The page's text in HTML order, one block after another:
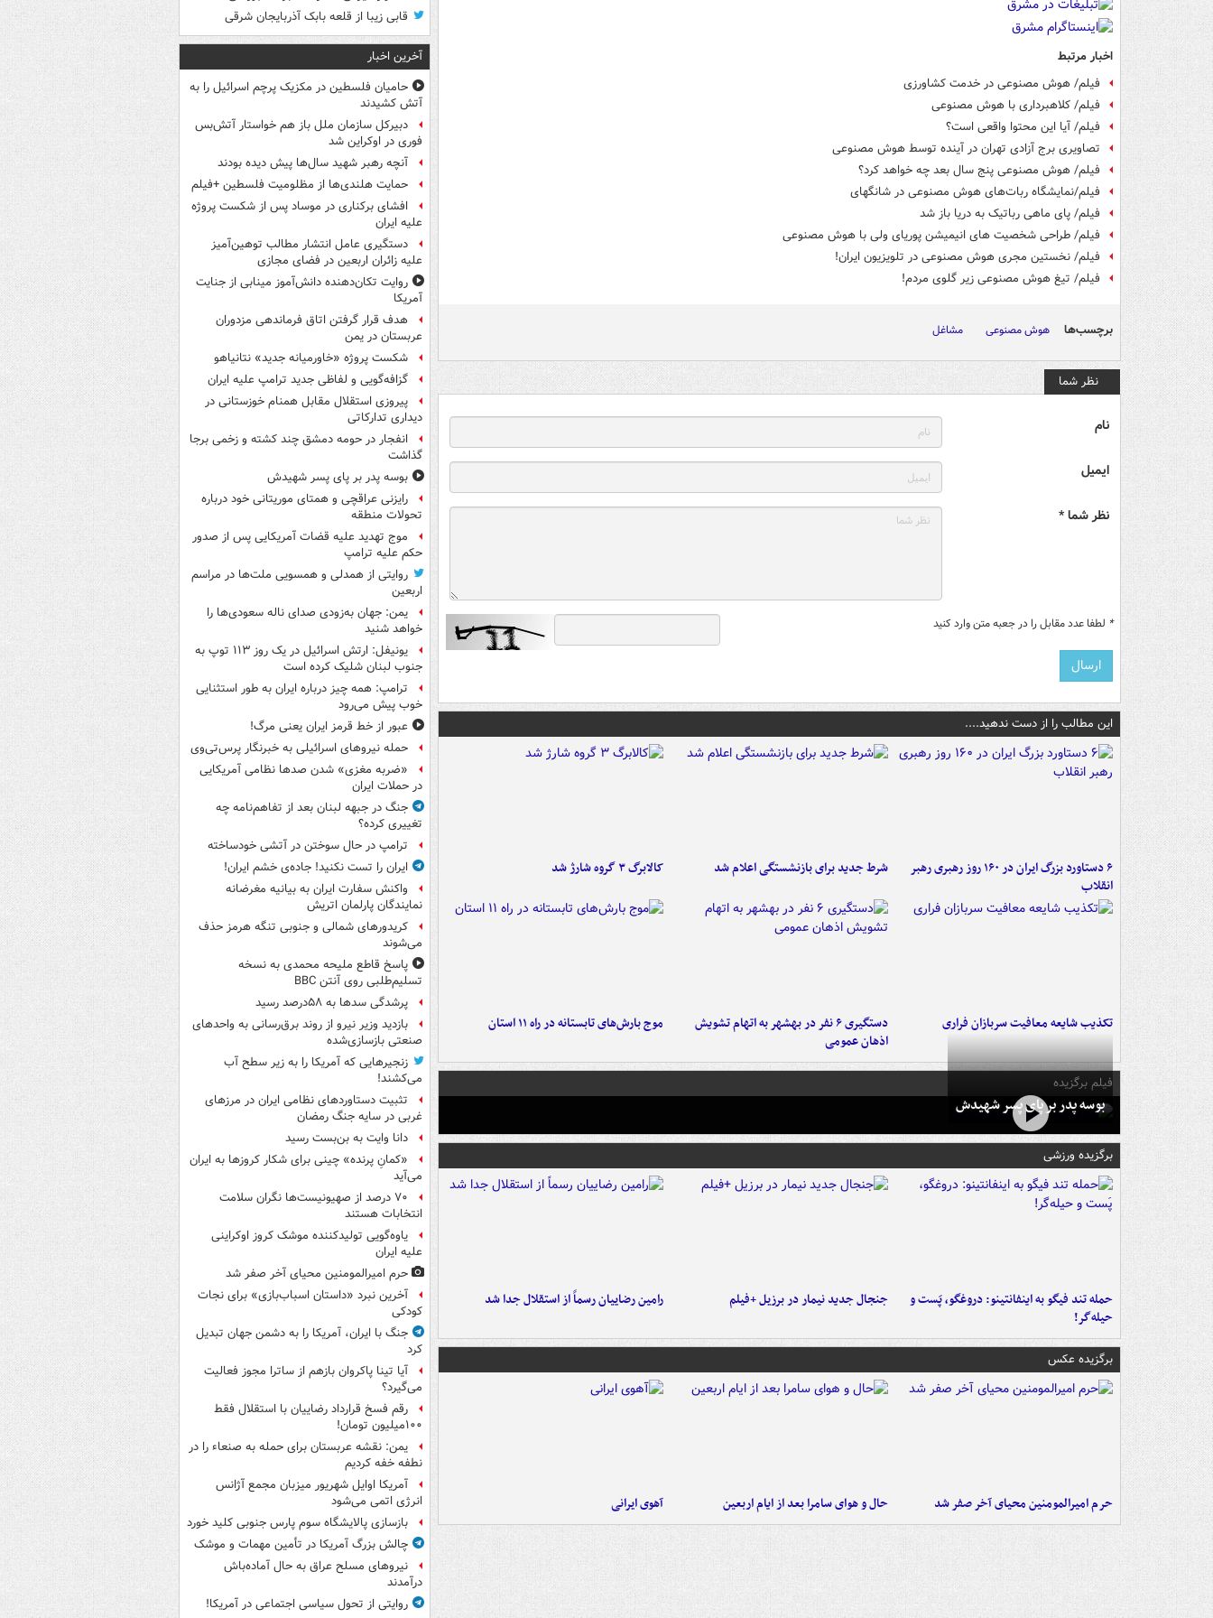
اخبار مرتبط
فیلم/ هوش مصنوعی در خدمت کشاورزی
فیلم/ کلاهبرداری با هوش مصنوعی
فیلم/ آیا این محتوا واقعی است؟
تصاویری برج آزادی تهران در آینده توسط هوش مصنوعی
فیلم/ هوش مصنوعی پنج سال بعد چه خواهد کرد؟
فیلم/نمایشگاه ربات‌های هوش مصنوعی در شانگهای
فیلم/ پای ماهی رباتیک به دریا باز شد
فیلم/ طراحی شخصیت های انیمیشن پوریای ولی با هوش مصنوعی
فیلم/ نخستین مجری هوش مصنوعی در تلویزیون ایران!
فیلم/ تیغ هوش مصنوعی زیر گلوی مردم!
برچسب‌ها هوش مصنوعی مشاغل
نظر شما
نام
ایمیل
نظر شما *
* لطفا عدد مقابل را در جعبه متن وارد کنید
این مطالب را از دست ندهید....
۶ دستاورد بزرگ ایران در ۱۶۰ روز رهبری رهبر
انقلاب
شرط جدید برای بازنشستگی اعلام شد کالابرگ ۳ گروه شارژ شد
تکذیب شایعه معافیت سربازان فراری
دستگیری ۶ نفر در بهشهر به اتهام تشویش
اذهان عمومی
موج بارش‌های تابستانه در راه ۱۱ استان
فیلم برگزیده
بوسه‌ پدر بر پای پسر شهیدش
برگزیده ورزشی
حمله تند فیگو به اینفانتینو: دروغگو، پَست‌ و
حیله‌گر!
جنجال جدید نیمار در برزیل +فیلم رامین رضاییان رسماً از استقلال جدا شد
برگزیده عکس
حرم امیرالمومنین محیای آخر صفر شد حال و هوای سامرا بعد از ایام اربعین آهوی ایرانی
قابی زیبا از قلعه بابک آذربایجان شرقی
آخرین اخبار
حامیان فلسطین در مکزیک پرچم اسرائیل را به
آتش کشیدند
دبیرکل سازمان ملل باز هم خواستار آتش‌بس
فوری در اوکراین شد
آنچه رهبر شهید سال‌ها پیش دیده بودند
حمایت هلندی‌ها از مظلومیت فلسطین +فیلم
افشای برکناری در موساد پس از شکست پروژه
علیه ایران
دستگیری عامل انتشار مطالب توهین‌آمیز
علیه زائران اربعین در فضای مجازی
روایت تکان‌دهنده دانش‌آموز مینابی از جنایت
آمریکا
هدف قرار گرفتن اتاق‌ فرماندهی مزدوران
عربستان در یمن
شکست پروژه «خاورمیانه جدید» نتانیاهو
گزافه‌گویی و لفاظی جدید ترامپ علیه ایران
پیروزی استقلال مقابل همنام خوزستانی در
دیداری تدارکاتی
انفجار در حومه دمشق چند کشته و زخمی برجا
گذاشت
بوسه‌ پدر بر پای پسر شهیدش
رایزنی عراقچی و همتای موریتانی خود درباره
تحولات منطقه
موج تهدید علیه قضات آمریکایی پس از صدور
حکم علیه ترامپ
روایتی از همدلی و همسویی ملت‌ها در مراسم
اربعین
یمن: جهان به‌زودی صدای ناله سعودی‌ها را
خواهد شنید
یونیفل: ارتش اسرائیل در یک روز ۱۱۳ توپ به
جنوب لبنان شلیک کرده است
ترامپ: همه چیز درباره ایران به طور استثنایی
خوب پیش می‌رود
عبور از خط قرمز ایران یعنی مرگ!
حمله نیروهای اسرائیلی به خبرنگار پرس‌تی‌وی
«ضربه مغزی» شدن صدها نظامی آمریکایی
در حملات ایران
جنگ در جبهه لبنان بعد از تفاهم‌نامه چه
تغییری کرده؟
ترامپ در حال سوختن در آتشی خودساخته
ایران را تست نکنید! جاده‌ی خشم ایران!
واکنش سفارت ایران به بیانیه مغرضانه
نمایندگان پارلمان اتریش
کریدورهای شمالی و جنوبی تنگه هرمز حذف
می‌شوند
پاسخ قاطع ملیحه محمدی به نسخه
تسلیم‌طلبی روی آنتن BBC
پرشدگی سدها به ۵۸درصد رسید
بازدید وزیر نیرو از روند برق‌رسانی به واحدهای
صنعتی بازسازی‌شده
زنجیرهایی که آمریکا را به زیر سطح آب
می‌کشند!
تثبیت دستاوردهای نظامی ایران در مرزهای
غربی در سایه جنگ رمضان
دانا وایت به بن‌بست رسید
«کمانِ پرنده» چینی برای شکار کروزها به ایران
می‌آید
۷۰ درصد از صهیونیست‌ها نگران سلامت
انتخابات هستند
یاوه‌گویی تولیدکننده موشک کروز اوکراینی
علیه ایران
حرم امیرالمومنین محیای آخر صفر شد
آخرین نبرد «داستان اسباب‌بازی» برای نجات
کودکی
جنگ با ایران، آمریکا را به دشمن جهان تبدیل
کرد
آیا تینا پاکروان بازهم از ساترا مجوز فعالیت
می‌گیرد؟
رقم فسخ قرارداد رضاییان با استقلال فقط
۱۰۰میلیون تومان!
یمن: نقشه عربستان برای حمله به صنعاء را در
نطفه خفه کردیم
آمریکا اوایل شهریور میزبان مجمع آژانس
انرژی اتمی می‌شود
بازسازی پالایشگاه سوم پارس جنوبی کلید خورد
چالش بزرگ آمریکا در تأمین مهمات و موشک
نیروهای مسلح عراق به حال آماده‌باش
درآمدند
روایتی از تحول سیاسی اجتماعی در آمریکا!